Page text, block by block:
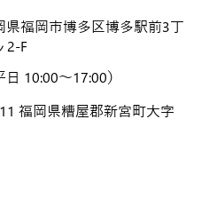
福岡市博多区博多駅前3丁
2-F
10:00～17:00）
福岡県糟屋郡新宮町大字